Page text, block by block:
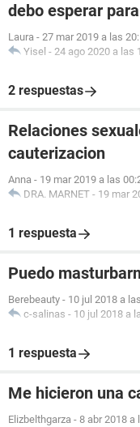
debo esperar
Laura - 27 mar 2019 a las
Yisel - 24 ago 2020 a las
2 respuestas
Relaciones
cauterizacion
Anna - 19 mar 2019 a las
DRA. MARNET - 19 mar
1 respuesta
Puedo
Berebeauty - 10 jul 2018 a
c-salinas - 10 jul 2018 a
1 respuesta
Me hicieron una
Elizbelthgarza - 8 abr 2018 a